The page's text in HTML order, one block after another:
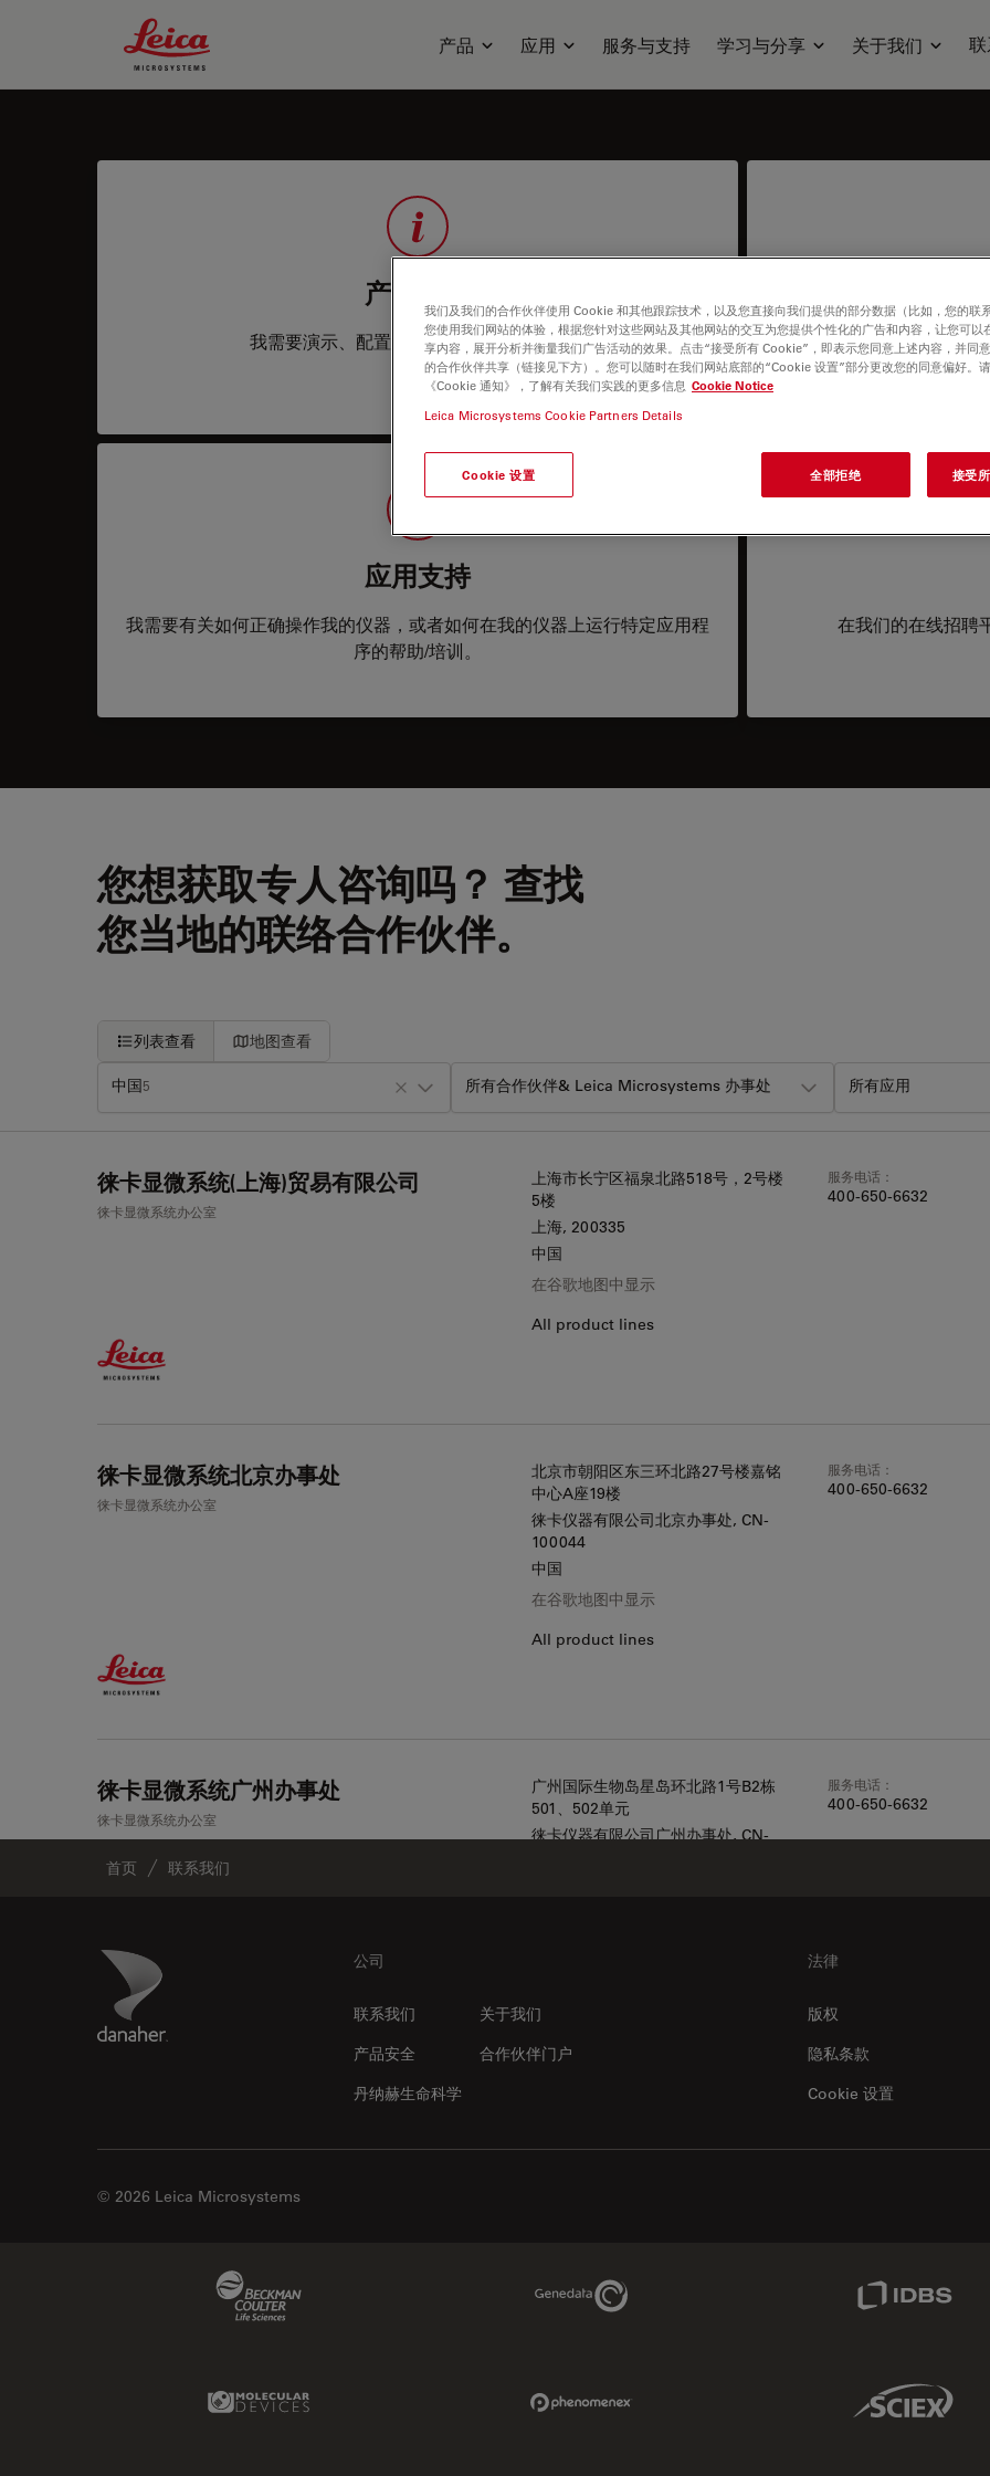
Leica Microsystems Logo
产品 应用 服务与支持 学习与分享 关于我们
产品信息
我需要演示、配置、服务协议或价格信息。
我需要帮助来确保系统正
应用支持
我需要有关如何正确操作我的仪器，或者如何在我的仪器上运行特定应用程
序的帮助/培训。
在我们的在线招聘
您想获取专人咨询吗？ 查找
您当地的联络合作伙伴。
列表查看 地图查看
中国5 所有合作伙伴& Leica Microsystems 办事处 所有应用
徕卡显微系统(上海)贸易有限公司
徕卡显微系统办公室
上海市长宁区福泉北路518号，2号楼
5楼
上海, 200335
中国
在谷歌地图中显示
All product lines
服务电话：
400-650-6632
徕卡显微系统北京办事处
徕卡显微系统办公室
北京市朝阳区东三环北路27号楼嘉铭
中心A座19楼
徕卡仪器有限公司北京办事处, CN-
100044
中国
在谷歌地图中显示
All product lines
服务电话：
400-650-6632
徕卡显微系统广州办事处
徕卡显微系统办公室
广州国际生物岛星岛环北路1号B2栋
501、502单元
徕卡仪器有限公司广州办事处, CN-
服务电话：
400-650-6632
中国
服务电话：
徕卡显微系统办公室
凯德广场写字楼8楼09室
400-650-6632
首页 联系我们
Danaher Logo 公司
联系我们
关于我们
产品安全
合作伙伴门户
丹纳赫生命科学
法律
版权
隐私条款
Cookie 设置
© 2026 Leica Microsystems
Genedata Link
Molecular Devices Link Sciex Link
我们及我们的合作伙伴使用 Cookie 和其他跟踪技术，以及您直接向我们提供的部分数据（比如，您的联
您使用我们网站的体验，根据您针对这些网站及其他网站的交互为您提供个性化的广告和内容，让您可以
享内容，展开分析并衡量我们广告活动的效果。点击“接受所有 Cookie”，即表示您同意上述内容，并同
的合作伙伴共享（链接见下方）。您可以随时在我们网站底部的“Cookie 设置”部分更改您的同意偏好。
《Cookie 通知》，了解有关我们实践的更多信息 Cookie Notice
Leica Microsystems Cookie Partners Details
Cookie 设置 全部拒绝 接受